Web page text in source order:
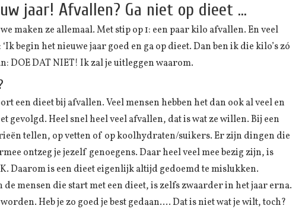
jaar! Afvallen? Ga niet op dieet …
maken ze allemaal. Met stip op 1: een paar kilo afvallen. En veel
begin het nieuwe jaar goed en ga op dieet. Dan ben ik die kilo’s zó
DOE DAT NIET! Ik zal je uitleggen waarom.
een dieet bij afvallen. Veel mensen hebben het dan ook al veel en
gevolgd. Heel snel heel veel afvallen, dat is wat ze willen. Bij een
tellen, op vetten of op koolhydraten/suikers. Er zijn dingen die
ontzeg je jezelf genoegens. Daar heel veel mee bezig zijn, is
Daarom is een dieet eigenlijk altijd gedoemd te mislukken.
de mensen die start met een dieet, is zelfs zwaarder in het jaar erna.
Heb je zo goed je best gedaan…. Dat is niet wat je wilt, toch?